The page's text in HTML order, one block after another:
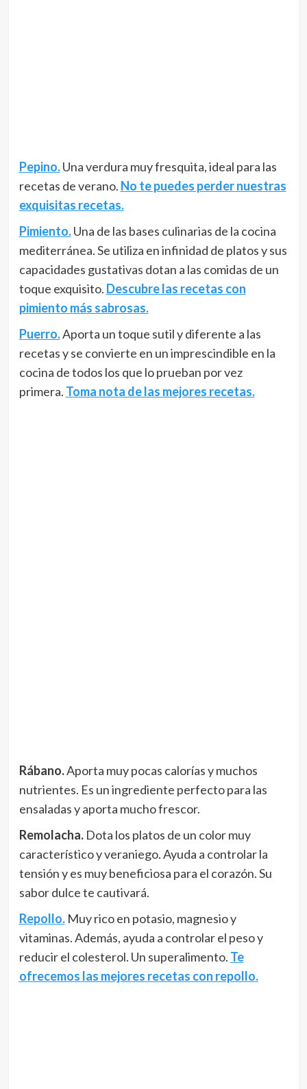
Pepino. Una verdura muy fresquita, ideal para las
recetas de verano. No te puedes perder nuestras
exquisitas recetas.
Pimiento. Una de las bases culinarias de la cocina
mediterránea. Se utiliza en infinidad de platos y sus
capacidades gustativas dotan a las comidas de un
toque exquisito. Descubre las recetas con
pimiento más sabrosas.
Puerro.Aporta un toque sutil y diferente a las
recetas y se convierte en un imprescindible en la
cocina de todos los que lo prueban por vez
primera. Toma nota de las mejores recetas.
Rábano.Aporta muy pocas calorías y muchos
nutrientes. Es un ingrediente perfecto para las
ensaladas y aporta mucho frescor.
Remolacha.Dota los platos de un color muy
característico y veraniego. Ayuda a controlar la
tensión y es muy beneficiosa para el corazón. Su
sabor dulce te cautivará.
Repollo.Muy rico en potasio, magnesio y
vitaminas. Además, ayuda a controlar el peso y
reducir el colesterol. Un superalimento. Te
ofrecemos las mejores recetas con repollo.